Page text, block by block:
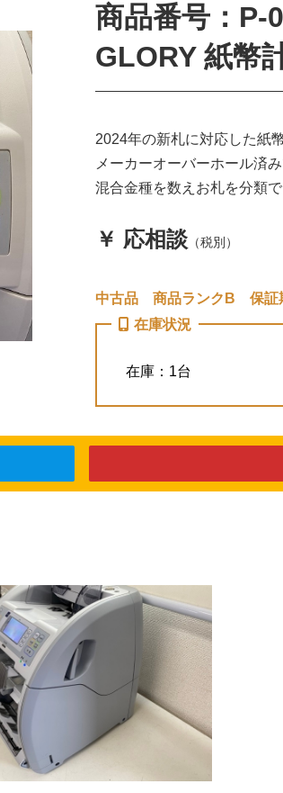
商品番号：P-
GLORY 紙幣
2024年の新札に対応した紙
メーカーオーバーホール済
混合金種を数えお札を分類
￥ 応相談 （税別）
中古品 商品ランクB 保証
在庫状況
在庫：1台